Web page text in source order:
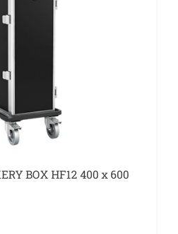
BOX HF12 400 x 600